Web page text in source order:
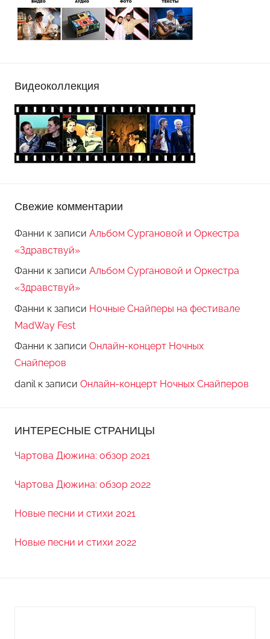
Видеоколлекция
Свежие комментарии
Фанни к записи Альбом Сургановой и Оркестра
«Здравствуй»
Фанни к записи Альбом Сургановой и Оркестра
«Здравствуй»
Фанни к записи Ночные Снайперы на фестивале
MadWay Fest
Фанни к записи Онлайн-концерт Ночных
Снайперов
danil к записи Онлайн-концерт Ночных Снайперов
ИНТЕРЕСНЫЕ СТРАНИЦЫ
Чартова Дюжина: обзор 2021
Чартова Дюжина: обзор 2022
Новые песни и стихи 2021
Новые песни и стихи 2022